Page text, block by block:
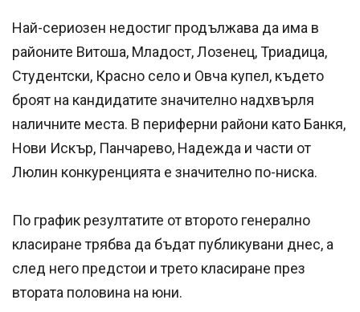
Най-сериозен недостиг продължава да има в
районите Витоша, Младост, Лозенец, Триадица,
Студентски, Красно село и Овча купел, където
броят на кандидатите значително надхвърля
наличните места. В периферни райони като Банкя,
Нови Искър, Панчарево, Надежда и части от
Люлин конкуренцията е значително по-ниска.
По график резултатите от второто генерално
класиране трябва да бъдат публикувани днес, а
след него предстои и трето класиране през
втората половина на юни.